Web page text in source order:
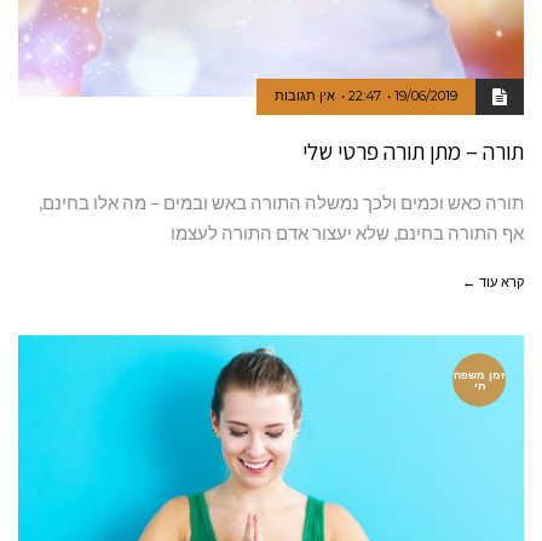
19/06/2019
22:47 אין תגובות
תורה – מתן תורה פרטי שלי
תורה כאש וכמים ולכך נמשלה התורה באש ובמים – מה אלו בחינם,
אף התורה בחינם, שלא יעצור אדם התורה לעצמו
קרא עוד ←
זמן משפח
תי